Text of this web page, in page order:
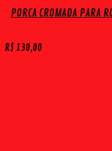
PORCA CROMADA PARA
R$ 130,00